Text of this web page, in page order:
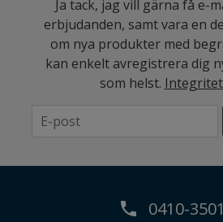
Ja tack, jag vill gärna få e-
erbjudanden, samt vara en
om nya produkter med
kan enkelt avregistrera dig
som helst.
0410-